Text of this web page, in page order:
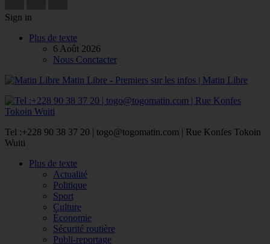
Sign in
Plus de texte
6 Août 2026
Nous Conctacter
Matin Libre - Premiers sur les infos | Matin Libre
Tel :+228 90 38 37 20 | togo@togomatin.com | Rue Konfes Tokoin
Wuiti
Plus de texte
Actualité
Politique
Sport
Culture
Économie
Sécurité routière
Publi-reportage